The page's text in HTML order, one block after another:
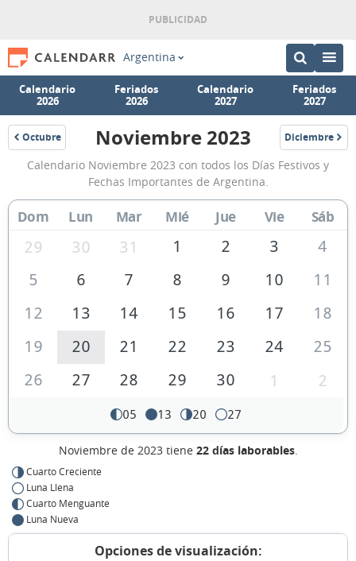
Argentina
Calendario
2026
Feriados
2026
Calendario
2027
Feriados
2027
Octubre
2023
Calendario
Noviembre
2023
de
Argentina
Noviembre 2023 Diciembre
2023
Calendario Noviembre 2023 con todos los Días Festivos y
Fechas Importantes de Argentina.
Dom Lun Mar Mié Jue Vie Sáb
29 30 31 1 2 3
4
5
6 7 8 9 10
11
12
13 14 15 16 17
18
19
20 21 22 23 24
25
26
27 28 29 30 1 2
05 13 20 27
Noviembre de 2023 tiene 22 días laborables.
Cuarto Creciente
Luna Llena
Cuarto Menguante
Luna Nueva
Opciones de visualización: